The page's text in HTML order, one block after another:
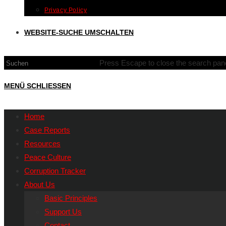
Privacy Policy
WEBSITE-SUCHE UMSCHALTEN
Press Escape to close the search
MENÜ SCHLIESSEN
Home
Case Reports
Resources
Peace Culture
Corruption Tracker
About Us
Basic Principles
Support Us